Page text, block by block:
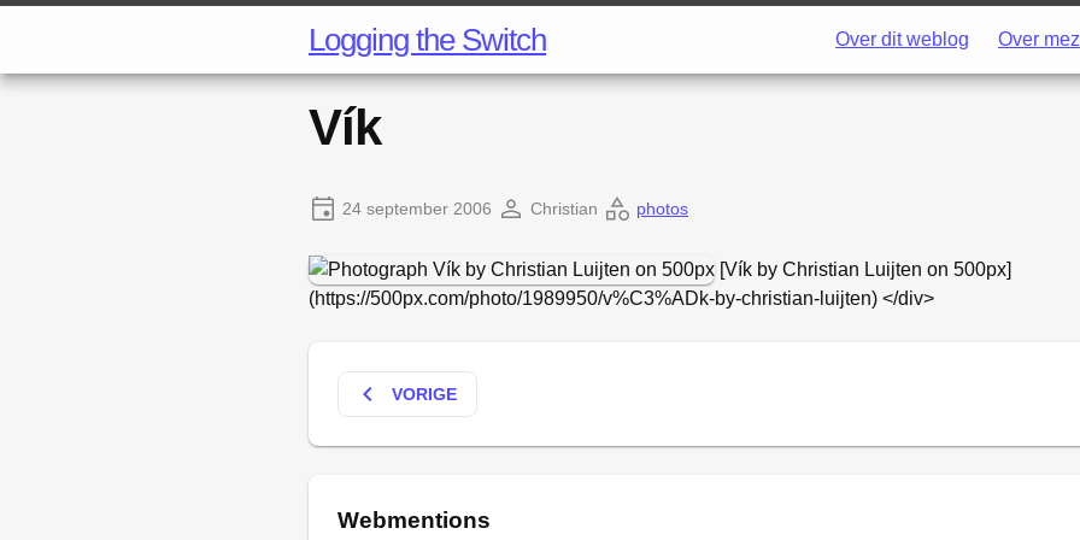
Logging the Switch Over dit weblog Over
Vík
24 september 2006 Christian photos
[Vík by Christian Luijten on 500px]
(https://500px.com/photo/1989950/v%C3%ADk-by-christian-luijten) </div>
keyboard_arrow_left VORIGE
Webmentions